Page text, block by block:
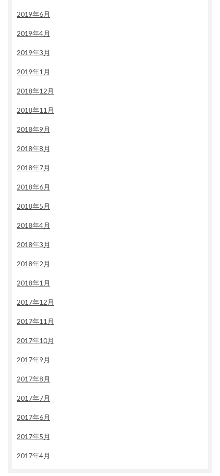
2019年6月
2019年4月
2019年3月
2019年1月
2018年12月
2018年11月
2018年9月
2018年8月
2018年7月
2018年6月
2018年5月
2018年4月
2018年3月
2018年2月
2018年1月
2017年12月
2017年11月
2017年10月
2017年9月
2017年8月
2017年7月
2017年6月
2017年5月
2017年4月